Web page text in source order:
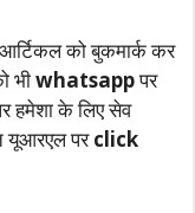
को बुकमार्क कर
भीwhatsappपर
हमेशा के लिए सेव
यूआरएल परclick